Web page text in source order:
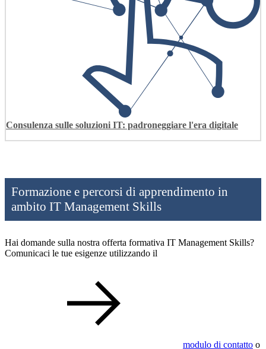
Consulenza sulle soluzioni IT: padroneggiare l'era digitale
Formazione e percorsi di apprendimento in
ambito IT Management Skills
Hai domande sulla nostra offerta formativa IT Management Skills?
Comunicaci le tue esigenze utilizzando il
modulo di contatto o